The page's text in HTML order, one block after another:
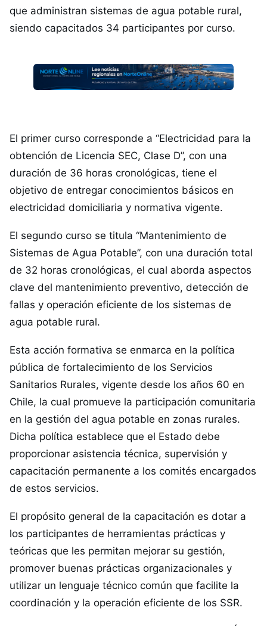
que administran sistemas de agua potable rural,
siendo capacitados 34 participantes por curso.
El primer curso corresponde a “Electricidad para la
obtención de Licencia SEC, Clase D”, con una
duración de 36 horas cronológicas, tiene el
objetivo de entregar conocimientos básicos en
electricidad domiciliaria y normativa vigente.
El segundo curso se titula “Mantenimiento de
Sistemas de Agua Potable”, con una duración total
de 32 horas cronológicas, el cual aborda aspectos
clave del mantenimiento preventivo, detección de
fallas y operación eficiente de los sistemas de
agua potable rural.
Esta acción formativa se enmarca en la política
pública de fortalecimiento de los Servicios
Sanitarios Rurales, vigente desde los años 60 en
Chile, la cual promueve la participación comunitaria
en la gestión del agua potable en zonas rurales.
Dicha política establece que el Estado debe
proporcionar asistencia técnica, supervisión y
capacitación permanente a los comités encargados
de estos servicios.
El propósito general de la capacitación es dotar a
los participantes de herramientas prácticas y
teóricas que les permitan mejorar su gestión,
promover buenas prácticas organizacionales y
utilizar un lenguaje técnico común que facilite la
coordinación y la operación eficiente de los SSR.